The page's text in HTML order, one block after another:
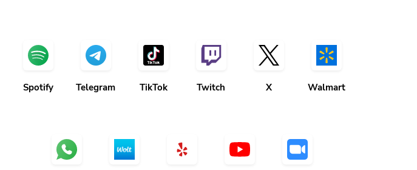
Spotify Telegram TikTok Twitch X Walmart